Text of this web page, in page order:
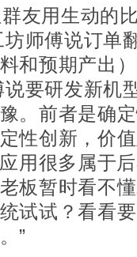
友用生动的
师傅说订单
和预期产出
说要研发新机
。前者是确
性创新，价
用很多属于
板暂时看不
试试？看看
”